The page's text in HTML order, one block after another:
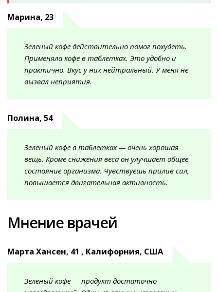
Марина, 23
Зеленый кофе действительно помог похудеть.
Применяла кофе в таблетках. Это удобно и
практично. Вкус у них нейтральный. У меня не
вызвал неприятия.
Полина, 54
Зеленый кофе в таблетках — очень хорошая
вещь. Кроме снижения веса он улучшает общее
состояние организма. Чувствуешь прилив сил,
повышается двигательная активность.
Мнение врачей
Марта Хансен, 41 , Калифорния, США
Зеленый кофе — продукт достаточно